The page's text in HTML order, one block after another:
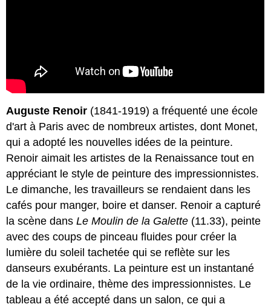
Auguste Renoir (1841-1919) a fréquenté une école
d'art à Paris avec de nombreux artistes, dont Monet,
qui a adopté les nouvelles idées de la peinture.
Renoir aimait les artistes de la Renaissance tout en
appréciant le style de peinture des impressionnistes.
Le dimanche, les travailleurs se rendaient dans les
cafés pour manger, boire et danser. Renoir a capturé
la scène dansLe Moulin de la Galette (11.33), peinte
avec des coups de pinceau fluides pour créer la
lumière du soleil tachetée qui se reflète sur les
danseurs exubérants. La peinture est un instantané
de la vie ordinaire, thème des impressionnistes. Le
tableau a été accepté dans un salon, ce qui a